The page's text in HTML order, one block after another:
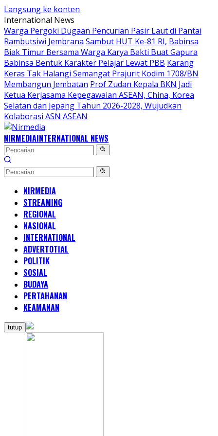
Langsung ke konten
International News
Warga Pergoki Dugaan Pencurian Pasir Laut di Pantai
Rambutsiwi Jembrana Sambut HUT Ke-81 RI, Babinsa
Biak Timur Bersama Warga Karya Bakti Buat Gapura
Babinsa Bentuk Karakter Pelajar Lewat PBB Karang
Keras Tak Halangi Semangat Prajurit Kodim 1708/BN
Membangun Jembatan Prof Zudan Kepala BKN Jadi
Ketua Kerjasama Kepegawaian ASEAN, China, Korea
Selatan dan Jepang Tahun 2026-2028, Wujudkan
Kolaborasi ASN ASEAN
NIRMEDIAINTERNATIONAL NEWS
NIRMEDIA
STREAMING
REGIONAL
NASIONAL
INTERNATIONAL
ADVERTOTIAL
POLITIK
SOSIAL
BUDAYA
PERTAHANAN
KEAMANAN
tutup